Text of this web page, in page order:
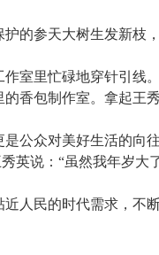
的参天大树生发新枝
室里忙碌地穿针引线。
香包制作室。拿起王
公众对美好生活的向往
英说：“虽然我年岁大
人民的时代需求，不